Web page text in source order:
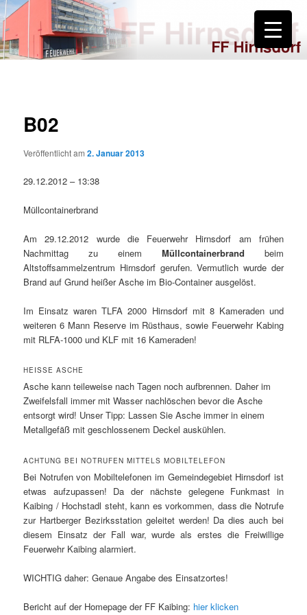
Zum
primären
Inhalt
springenFF Hirnsdorf
B02
Veröffentlicht am2. Januar 2013
29.12.2012 – 13:38
Müllcontainerbrand
Am 29.12.2012 wurde die Feuerwehr Hirnsdorf am frühen
Nachmittag zu einem Müllcontainerbrand beim
Altstoffsammelzentrum Hirnsdorf gerufen. Vermutlich wurde der
Brand auf Grund heißer Asche im Bio-Container ausgelöst.
Im Einsatz waren TLFA 2000 Hirnsdorf mit 8 Kameraden und
weiteren 6 Mann Reserve im Rüsthaus, sowie Feuerwehr Kabing
mit RLFA-1000 und KLF mit 16 Kameraden!
HEISSE ASCHE
Asche kann teileweise nach Tagen noch aufbrennen. Daher im
Zweifelsfall immer mit Wasser nachlöschen bevor die Asche
entsorgt wird! Unser Tipp: Lassen Sie Asche immer in einem
Metallgefäß mit geschlossenem Deckel auskühlen.
ACHTUNG BEI NOTRUFEN MITTELS MOBILTELEFON
Bei Notrufen von Mobiltelefonen im Gemeindegebiet Hirnsdorf ist
etwas aufzupassen! Da der nächste gelegene Funkmast in
Kaibing / Hochstadl steht, kann es vorkommen, dass die Notrufe
zur Hartberger Bezirksstation geleitet werden! Da dies auch bei
diesem Einsatz der Fall war, wurde als erstes die Freiwillige
Feuerwehr Kaibing alarmiert.
WICHTIG daher: Genaue Angabe des Einsatzortes!
Bericht auf der Homepage der FF Kaibing: hier klicken